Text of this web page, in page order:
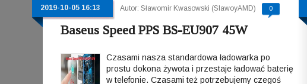
2019-10-05 16:13 Autor: Sławomir Kwasowski (SlawoyAMD) 0
Baseus Speed PPS BS-EU907 45W
Czasami nasza standardowa ładowarka po
prostu dokona żywota i przestaje ładować baterię
w telefonie. Czasami też potrzebujemy czegoś